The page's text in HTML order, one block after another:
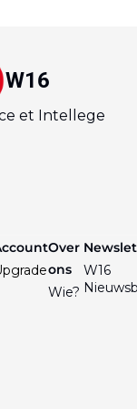
W16
et Intellege
Over
ons
Wie?
W16